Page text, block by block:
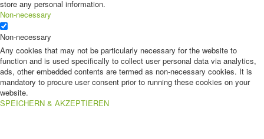
store any personal information.
Non-necessary
Non-necessary
Any cookies that may not be particularly necessary for the website to
function and is used specifically to collect user personal data via analytics,
ads, other embedded contents are termed as non-necessary cookies. It is
mandatory to procure user consent prior to running these cookies on your
website.
SPEICHERN & AKZEPTIEREN